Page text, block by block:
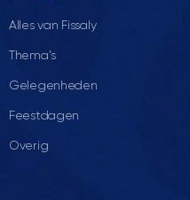
Alles van Fissaly
Thema's
Gelegenheden
Feestdagen
Overig